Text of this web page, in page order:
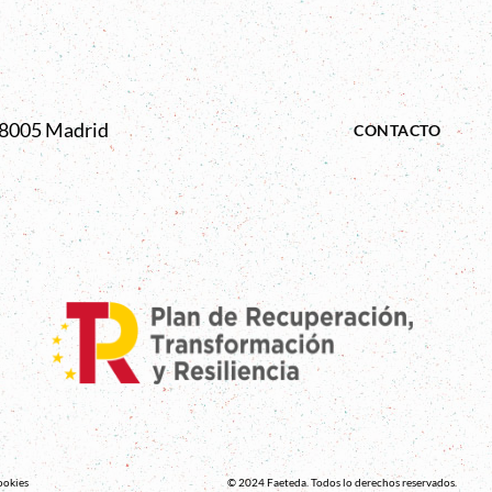
Madrid CONTACTO
© 2024 Faeteda. Todos lo derechos reservados.